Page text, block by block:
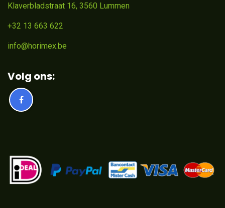
Klaverbladstraat 16, 3560 Lummen
+32 13 663 622
info@horimex.be
Volg ons: